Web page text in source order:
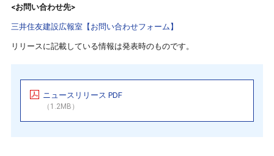
<お問い合わせ先>
三井住友建設広報室【お問い合わせフォーム】
リリースに記載している情報は発表時のものです。
ニュースリリース PDF
（1.2MB）